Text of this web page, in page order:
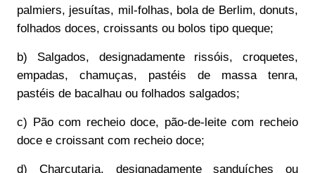
palmiers, jesuítas, mil-folhas, bola de Berlim, donuts,
folhados doces, croissants ou bolos tipo queque;
b) Salgados, designadamente rissóis, croquetes,
empadas, chamuças, pastéis de massa tenra,
pastéis de bacalhau ou folhados salgados;
c) Pão com recheio doce, pão-de-leite com recheio
doce e croissant com recheio doce;
d) Charcutaria, designadamente sanduíches ou